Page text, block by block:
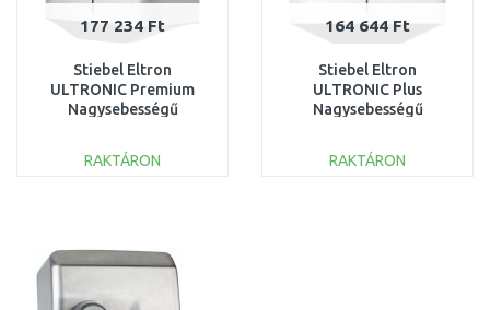
177 234 Ft
Stiebel Eltron
ULTRONIC Premium
Nagysebességű
RAKTÁRON
164 644 Ft
Stiebel Eltron
ULTRONIC Plus
Nagysebességű
RAKTÁRON